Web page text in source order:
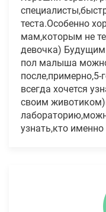
теста.Особенно
мам,которым не
девочка)
пол малыша
всегда хочется
своим
узнать,кто